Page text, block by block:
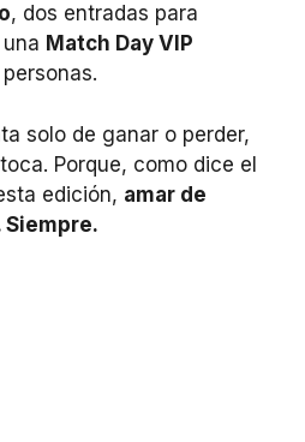
, dos entradas para
Match Day VIP
solo de ganar o perder,
Porque, como dice el
edición, amar de